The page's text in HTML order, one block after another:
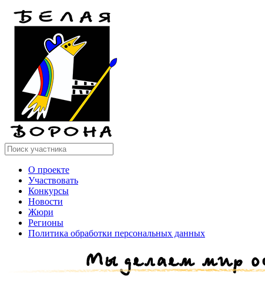
О проекте
Участвовать
Конкурсы
Новости
Жюри
Регионы
Политика обработки персональных данных